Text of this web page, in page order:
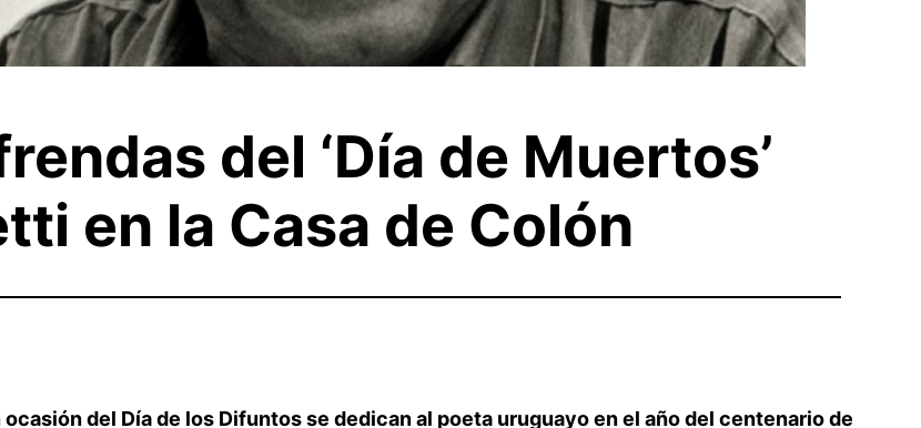
del ‘Día de Muertos’
en la Casa de Colón
del Día de los Difuntos se dedican al poeta uruguayo en el año del centenario de